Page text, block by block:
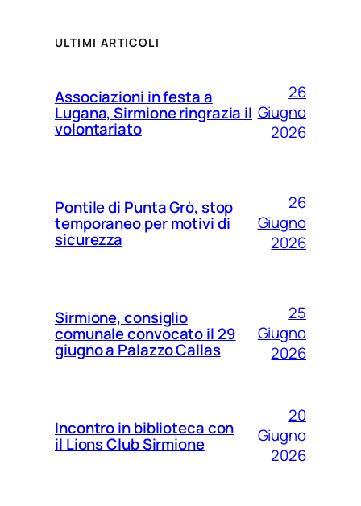
ULTIMI ARTICOLI
Associazioni in festa a
Lugana, Sirmione ringrazia il
volontariato
26
Giugno
2026
Pontile di Punta Grò, stop
temporaneo per motivi di
sicurezza
26
Giugno
2026
Sirmione, consiglio
comunale convocato il 29
giugno a Palazzo Callas
25
Giugno
2026
Incontro in biblioteca con
il Lions Club Sirmione
20
Giugno
2026